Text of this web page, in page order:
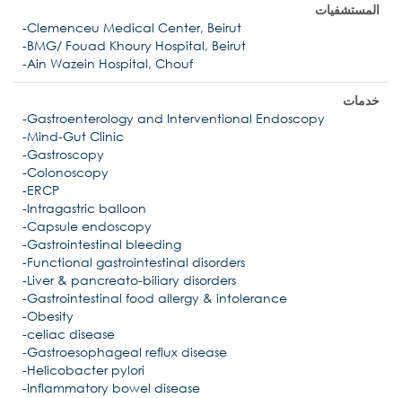
المستشفيات
-Clemenceu Medical Center, Beirut
-BMG/ Fouad Khoury Hospital, Beirut
-Ain Wazein Hospital, Chouf
خدمات
-Gastroenterology and Interventional Endoscopy
-Mind-Gut Clinic
-Gastroscopy
-Colonoscopy
-ERCP
-Intragastric balloon
-Capsule endoscopy
-Gastrointestinal bleeding
-Functional gastrointestinal disorders
-Liver & pancreato-biliary disorders
-Gastrointestinal food allergy & intolerance
-Obesity
-celiac disease
-Gastroesophageal reflux disease
-Helicobacter pylori
-Inflammatory bowel disease